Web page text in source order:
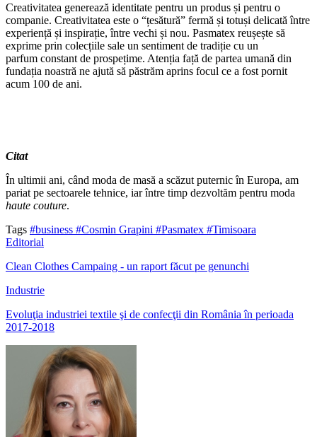
Creativitatea generează identitate pentru un produs și pentru o
companie. Creativitatea este o “țesătură” fermă și totuși delicată între
experiență și inspirație, între vechi și nou. Pasmatex reușește să
exprime prin colecțiile sale un sentiment de tradiție cu un
parfum constant de prospețime. Atenția față de partea umană din
fundația noastră ne ajută să păstrăm aprins focul ce a fost pornit
acum 100 de ani.
Citat
În ultimii ani, când moda de masă a scăzut puternic în Europa, am
pariat pe sectoarele tehnice, iar între timp dezvoltăm pentru moda
haute couture.
Tags #business #Cosmin Grapini #Pasmatex #Timisoara
Editorial
Clean Clothes Campaing - un raport făcut pe genunchi
Industrie
Evoluţia industriei textile şi de confecţii din România în perioada
2017-2018